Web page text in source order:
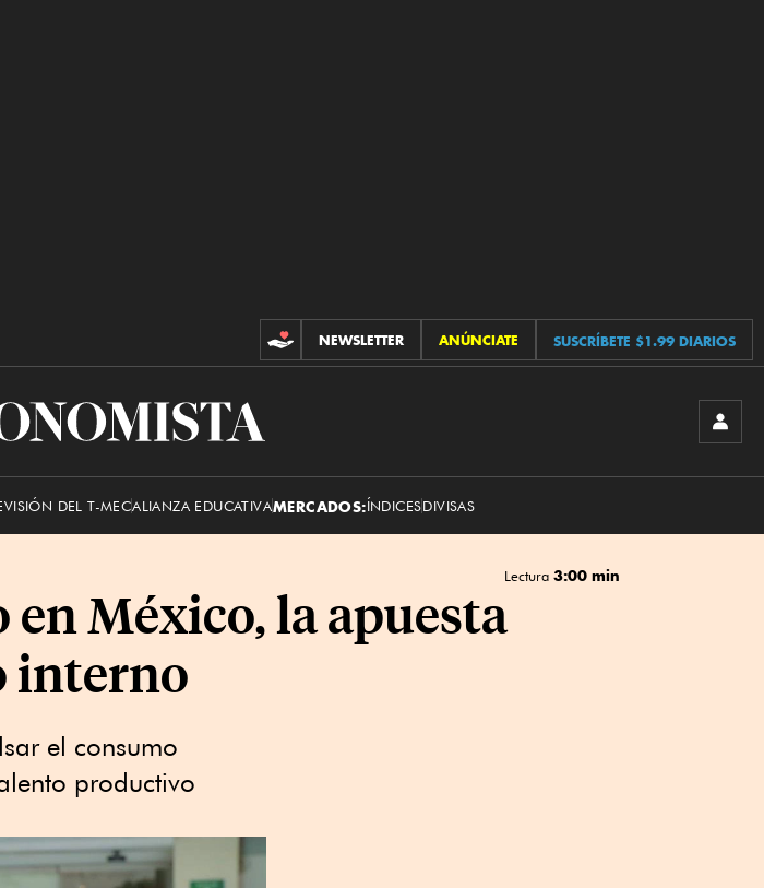
CONTRIBUCIONES
NEWSLETTER ANÚNCIATE SUSCRÍBETE $1.99 DIARIOS
El
DEL T-MECALIANZA EDUCATIVAMERCADOS:ÍNDICESDIVISAS
Lectura 3:00 min
México, la apuesta
interno
el consumo
productivo